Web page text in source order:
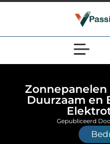
Duurzaam en
Gepubliceerd